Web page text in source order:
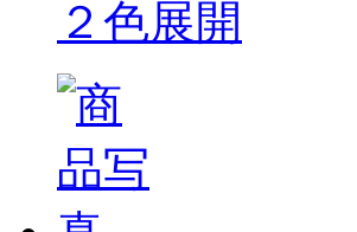
２色展開